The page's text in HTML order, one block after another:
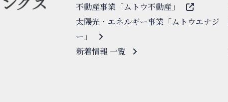
不動産事業「ムトウ不動産」
太陽光・エネルギー事業「ムトウエナジ
ー」
新着情報 一覧